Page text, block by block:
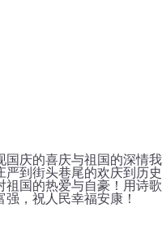
国庆的喜庆与祖国的深情我
到街头巷尾的欢庆到历史
祖国的热爱与自豪！用诗歌
，祝人民幸福安康！